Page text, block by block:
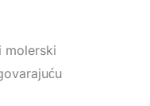
molerski